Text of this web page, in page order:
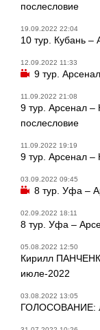
послесловие
19.09.2022 22:04
10 тур. Кубань –
12.09.2022 11:33
9 тур.
11.09.2022 21:08
9 тур. Арсенал –
послесловие
11.09.2022 19:19
9 тур. Арсенал
03.09.2022 09:45
8 тур. Уфа –
02.09.2022 18:11
8 тур. Уфа –
05.08.2022 12:50
Кирилл
июле-2022
03.08.2022 13:05
ГОЛОСОВАНИЕ: